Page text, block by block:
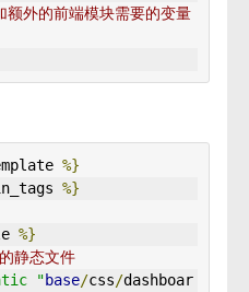
外的前端模块需要的变量
%}
%}
%}
静态文件
"base/css/dashboar